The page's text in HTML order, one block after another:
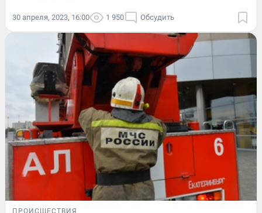
30 апреля, 2023, 16:00 1 950 Обсудить
ПРОИСШЕСТВИЯ